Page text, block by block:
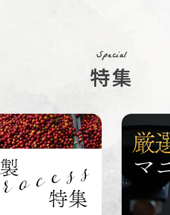
Special
特集